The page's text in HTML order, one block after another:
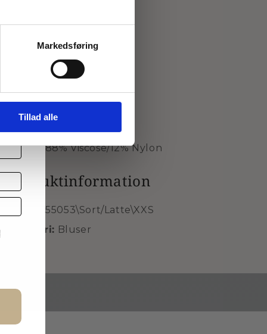
Markedsføring
Tillad alle
Denne model er str. M
Halv bryst: 64 cm
Mærke: Gozzip Woman
Style nr.: G255053
Kvalitet: 88% Viscose/12% Nylon
Produktinformation
G255053\Sort/Latte\XXS
Kategori: Bluser